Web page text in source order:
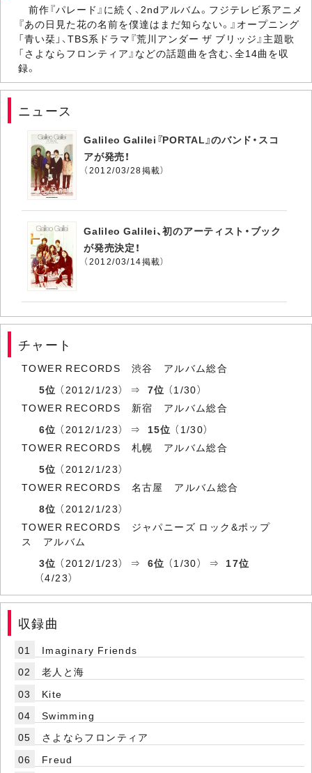
前作『パレード』に続く、2ndアルバム。フジテレビ系アニメ
『あの日見た花の名前を僕達はまだ知らない。』オープニング
「青い栞」、TBS系ドラマ『荒川アンダー ザ ブリッジ』主題歌
「さよならフロンティア』などの話題曲を含む、全14曲を収
録。
ニュース
Galileo Galilei『PORTAL』のバンド・スコ
アが発売！
（2012/03/28掲載）
Galileo Galilei、初のアーティスト・ブック
が発売決定！
（2012/03/14掲載）
チャート
TOWER RECORDS 渋谷 アルバム総合
5位 （2012/1/23） ⇒ 7位 （1/30）
TOWER RECORDS 新宿 アルバム総合
6位 （2012/1/23） ⇒ 15位 （1/30）
TOWER RECORDS 札幌 アルバム総合
5位 （2012/1/23）
TOWER RECORDS 名古屋 アルバム総合
8位 （2012/1/23）
TOWER RECORDS ジャパニーズ ロック&ポップ
ス アルバム
3位 （2012/1/23） ⇒ 6位 （1/30） ⇒ 17位
（4/23）
収録曲
01
Imaginary Friends
02
老人と海
03
Kite
04
Swimming
05
さよならフロンティア
06
Freud